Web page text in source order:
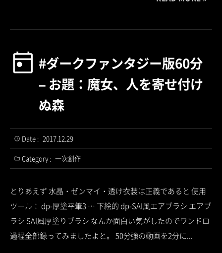
#ダークファンタジー版60分
– お題：魔女、人を寄せ付け
ぬ森
Date : 2017.12.29
Category : 一次創作
とりあえず 水晶・ゼンマイ・透け衣装は正義であると 使用
ツール： dp-厚塗平筆3 … 下絵的 dp-SAI風エアブラシ エアブ
ラシ SAI風厚塗りブラシ なんか面白い気がしたのでワンドロ
過程全部録ってみましたよと。 50分強の動画を2分に...